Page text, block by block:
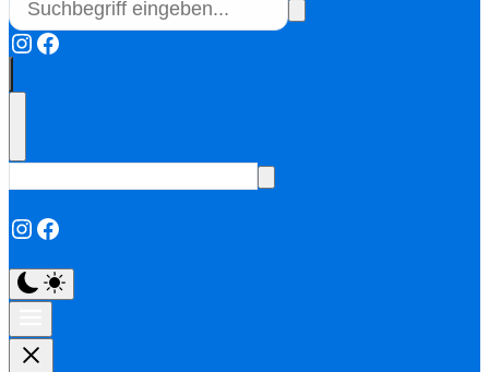
Instagram
Facebook
Instagram
Facebook